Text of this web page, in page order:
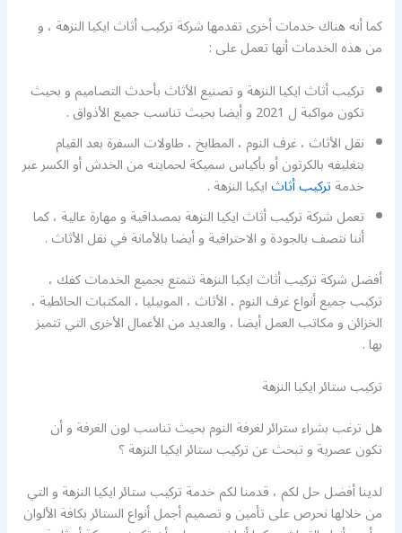
كما أنه هناك خدمات أخرى تقدمها شركة تركيب أثاث ايكيا النزهة ، و
من هذه الخدمات أنها تعمل على :
تركيب أثاث ايكيا النزهة و تصنيع الأثاث بأحدث التصاميم و بحيث
تكون مواكبة ل 2021 و أيضا بحيث تناسب جميع الأذواق .
نقل الأثاث ، غرف النوم ، المطابخ ، طاولات السفرة بعد القيام
بتغليفه بالكرتون أو بأكياس سميكة لحمايته من الخدش أو الكسر عبر
خدمةتركيب أثاثايكيا النزهة .
تعمل شركة تركيب أثاث ايكيا النزهة بمصداقية و مهارة عالية ، كما
أننا نتصف بالجودة و الاحترافية و أيضا بالأمانة في نقل الأثاث .
أفضل شركة تركيب أثاث ايكيا النزهة تتمتع بجميع الخدمات كفك ،
تركيب جميع أنواع غرف النوم ، الأثاث ، الموبيليا ، المكتبات الحائطية ،
الخزائن و مكاتب العمل أيضا ، والعديد من الأعمال الأخرى التي تتميز
بها .
تركيب ستائر ايكيا النزهة
هل ترغب بشراء سترائر لغرفة النوم بحيث تناسب لون الغرفة و أن
تكون عصرية و تبحث عن تركيب ستائر ايكيا النزهة ؟
لدينا أفضل حل لكم ، قدمنا لكم خدمة تركيب ستائر ايكيا النزهة و التي
من خلالها نحرص على تأمين و تصميم أجمل أنواع الستائر بكافة الألوان